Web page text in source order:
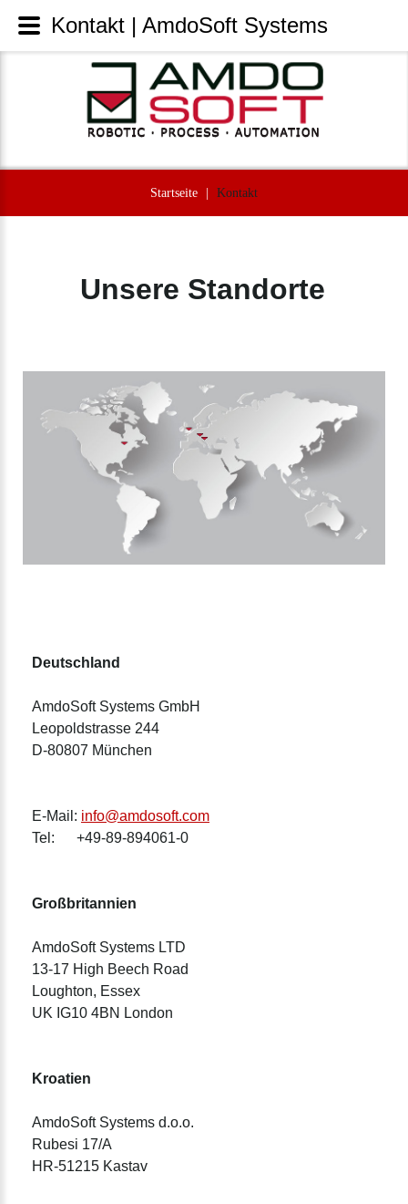
Startseite Kontakt
Unsere Standorte
Deutschland
AmdoSoft Systems GmbH
Leopoldstrasse 244
D-80807 München
E-Mail: info@amdosoft.com
Tel: +49-89-894061-0
Großbritannien
AmdoSoft Systems LTD
13-17 High Beech Road
Loughton, Essex
UK IG10 4BN London
Kroatien
AmdoSoft Systems d.o.o.
Rubesi 17/A
HR-51215 Kastav
Kontakt | AmdoSoft Systems